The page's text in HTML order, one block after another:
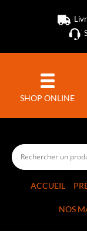
SHOP ONLINE
ACCUEIL
NOS